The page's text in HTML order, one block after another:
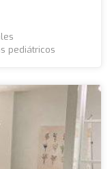
pediátricos